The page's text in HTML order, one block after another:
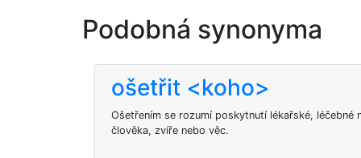
Podobná synonyma
ošetřit <koho>
Ošetřením se rozumí poskytnutí lékařské, léčebné
člověka, zvíře nebo věc.